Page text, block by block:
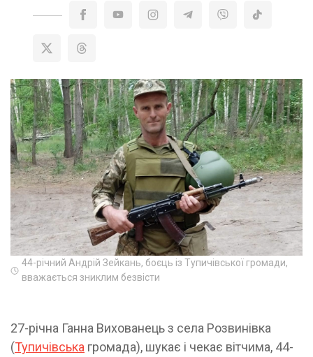
44-річний Андрій Зейкань, боєць із Тупичівської громади,
вважається зниклим безвісти
27-річна Ганна Вихованець з села Розвинівка
(Тупичівська громада), шукає і чекає вітчима, 44-